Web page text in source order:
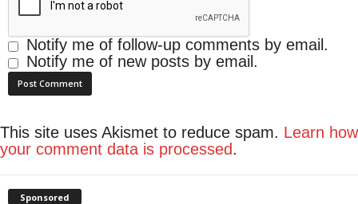
Notify me of follow-up comments by email.
Notify me of new posts by email.
This site uses Akismet to reduce spam. Learn how
your comment data is processed.
Sponsored